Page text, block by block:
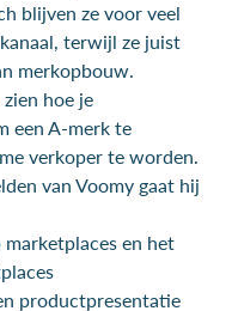
blijven ze voor veel
terwijl ze juist
merkopbouw.
hoe je
een A-merk te
verkoper te worden.
van Voomy gaat hij
en het
productpresentatie